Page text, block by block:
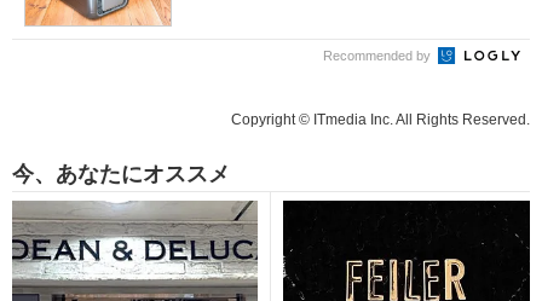
Recommended by
Copyright © ITmedia Inc. All Rights Reserved.
今、あなたにオススメ